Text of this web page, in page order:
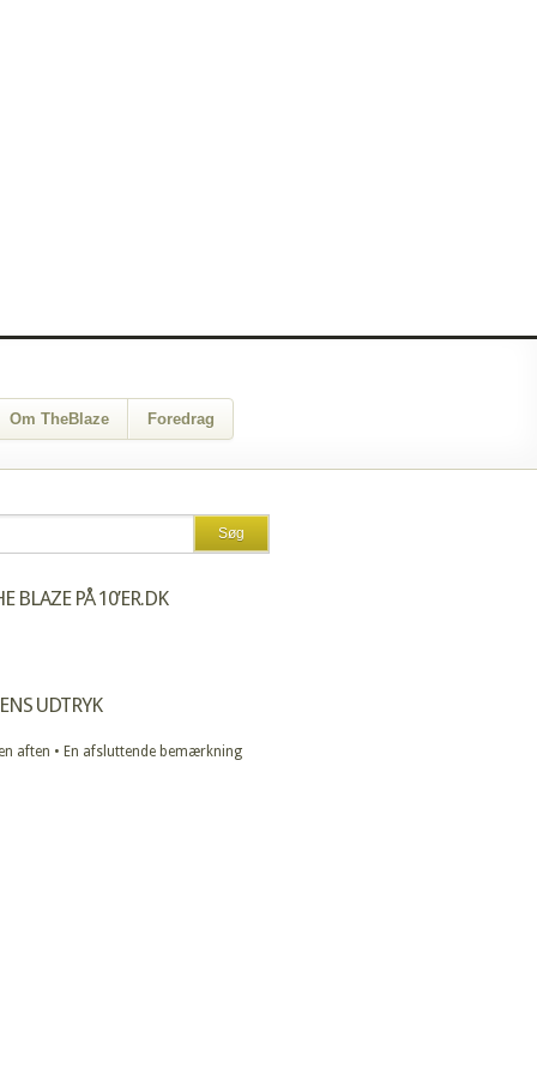
Om TheBlaze Foredrag
BLAZE PÅ 10’ER.DK
UDTRYK
aften • En afsluttende bemærkning